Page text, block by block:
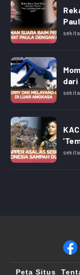
dari
Peta Situs